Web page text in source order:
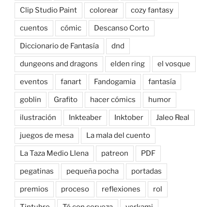
Clip Studio Paint colorear cozy fantasy
cuentos cómic Descanso Corto
Diccionario de Fantasía dnd
dungeons and dragons elden ring el vosque
eventos fanart Fandogamia fantasía
goblin Grafito hacer cómics humor
ilustración Inkteaber Inktober Jaleo Real
juegos de mesa La mala del cuento
La Taza Medio Llena patreon PDF
pegatinas pequeña pocha portadas
premios proceso reflexiones rol